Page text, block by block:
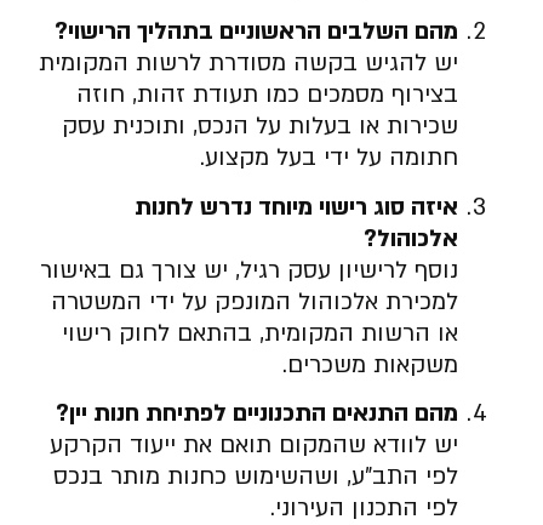
מהם השלבים הראשוניים בתהליך הרישוי?
יש להגיש בקשה מסודרת לרשות המקומית
בצירוף מסמכים כמו תעודת זהות, חוזה
שכירות או בעלות על הנכס, ותוכנית עסק
חתומה על ידי בעל מקצוע.
איזה סוג רישוי מיוחד נדרש לחנות
אלכוהול?
נוסף לרישיון עסק רגיל, יש צורך גם באישור
למכירת אלכוהול המונפק על ידי המשטרה
או הרשות המקומית, בהתאם לחוק רישוי
משקאות משכרים.
מהם התנאים התכנוניים לפתיחת חנות יין?
יש לוודא שהמקום תואם את ייעוד הקרקע
לפי התב”ע, ושהשימוש כחנות מותר בנכס
לפי התכנון העירוני.